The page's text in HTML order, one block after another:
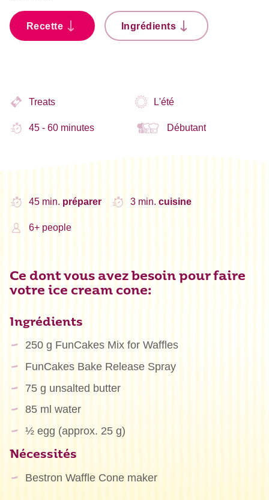
Recette Ingrédients
Treats L'été
45 - 60 minutes Débutant
45 min. préparer 3 min. cuisine
6+ people
Ce dont vous avez besoin pour faire
votre ice cream cone:
Ingrédients
250 g FunCakes Mix for Waffles
FunCakes Bake Release Spray
75 g unsalted butter
85 ml water
½ egg (approx. 25 g)
Nécessités
Bestron Waffle Cone maker